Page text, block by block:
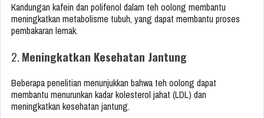
Kandungan kafein dan polifenol dalam teh oolong membantu
meningkatkan metabolisme tubuh, yang dapat membantu proses
pembakaran lemak.
2. Meningkatkan Kesehatan Jantung
Beberapa penelitian menunjukkan bahwa teh oolong dapat
membantu menurunkan kadar kolesterol jahat (LDL) dan
meningkatkan kesehatan jantung.